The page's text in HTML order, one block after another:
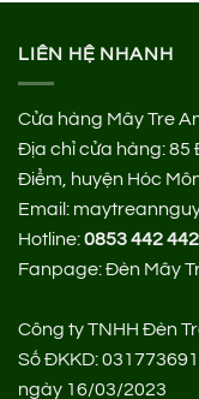
LIÊN HỆ NHANH
Cửa hàng Mây Tre
Địa chỉ cửa hàng:85
Điểm, huyện Hóc
Email:
Hotline:0853 442 442
Fanpage:Đèn Mây
Công ty TNHH Đèn
Số ĐKKD:
ngày 16/03/2023